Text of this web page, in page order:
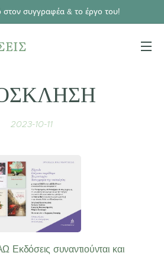
συγγραφέα & το έργο του!
2023-10-11
Εκδόσεις συναντιούνται και